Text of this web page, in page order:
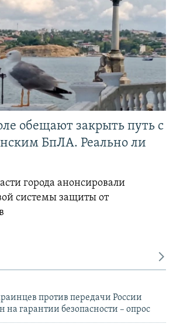
обещают закрыть путь с
БпЛА. Реально ли
города анонсировали
системы защиты от
против передачи России
на гарантии безопасности – опрос